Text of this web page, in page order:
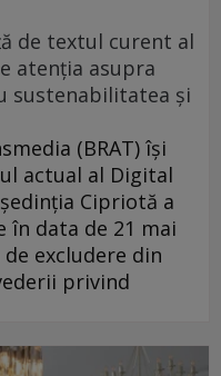
de textul curent al
atenția asupra
sustenabilitatea și
(BRAT) își
actual al Digital
Cipriotă a
în data de 21 mai
excludere din
privind